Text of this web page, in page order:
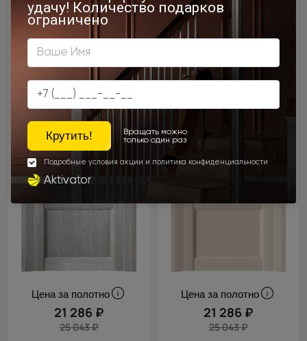
Цена за полотно
21 286 ₽
25 043 ₽
Цена за полотно
21 286 ₽
25 043 ₽